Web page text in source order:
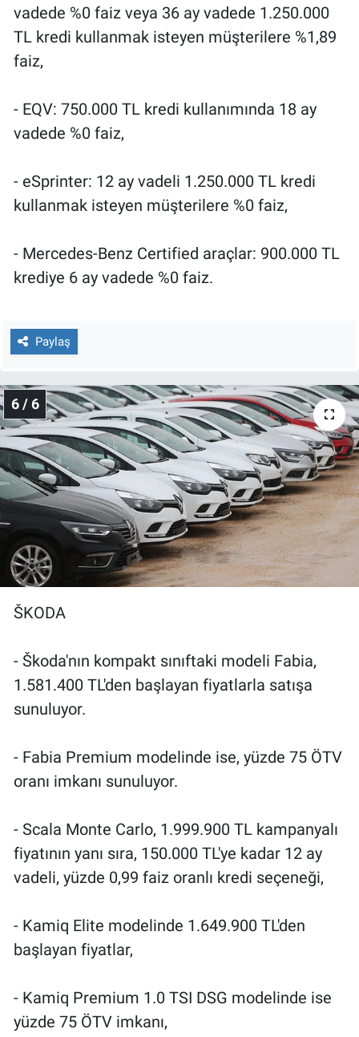
vadede %0 faiz veya 36 ay vadede 1.250.000
TL kredi kullanmak isteyen müşterilere %1,89
faiz,
- EQV: 750.000 TL kredi kullanımında 18 ay
vadede %0 faiz,
- eSprinter: 12 ay vadeli 1.250.000 TL kredi
kullanmak isteyen müşterilere %0 faiz,
- Mercedes-Benz Certified araçlar: 900.000 TL
krediye 6 ay vadede %0 faiz.
Paylaş
6 / 6
ŠKODA
- Škoda'nın kompakt sınıftaki modeli Fabia,
1.581.400 TL'den başlayan fiyatlarla satışa
sunuluyor.
- Fabia Premium modelinde ise, yüzde 75 ÖTV
oranı imkanı sunuluyor.
- Scala Monte Carlo, 1.999.900 TL kampanyalı
fiyatının yanı sıra, 150.000 TL'ye kadar 12 ay
vadeli, yüzde 0,99 faiz oranlı kredi seçeneği,
- Kamiq Elite modelinde 1.649.900 TL'den
başlayan fiyatlar,
- Kamiq Premium 1.0 TSI DSG modelinde ise
yüzde 75 ÖTV imkanı,